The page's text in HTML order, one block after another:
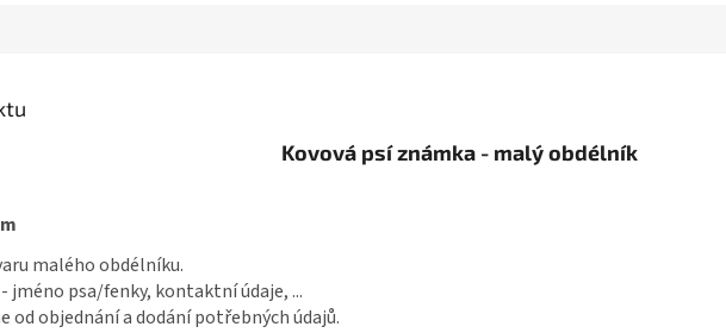
Kovová psí známka - malý obdélník
malého obdélníku.
jméno psa/fenky, kontaktní údaje, ...
od objednání a dodání potřebných údajů.